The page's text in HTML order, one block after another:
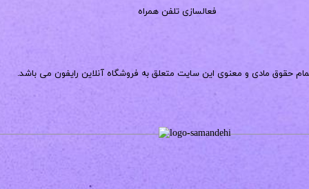
فعالسازی تلفن همراه
حقوق مادی و معنوی این سایت متعلق به فروشگاه آنلاین رایفون می باشد.